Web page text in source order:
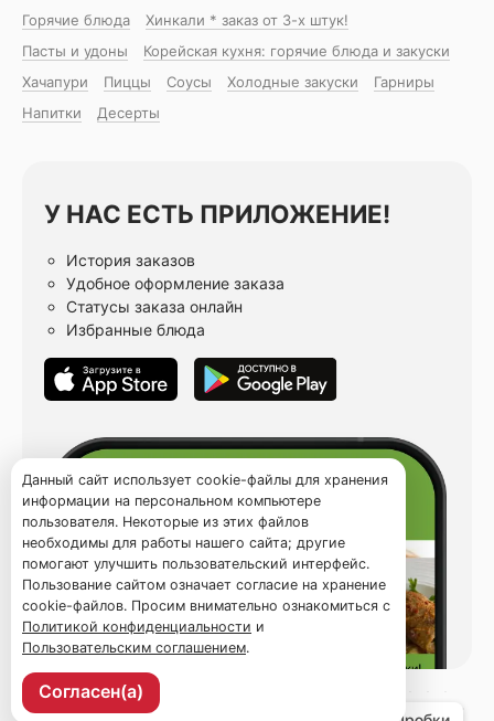
Горячие блюда
Хинкали * заказ от 3-х штук!
Пасты и удоны
Корейская кухня: горячие блюда и закуски
Хачапури
Пиццы Соусы Холодные закуски
Гарниры
Напитки
Десерты
У НАС ЕСТЬ ПРИЛОЖЕНИЕ!
История заказов
Удобное оформление заказа
Статусы заказа онлайн
Избранные блюда
Данный сайт использует cookie-файлы для хранения
информации на персональном компьютере
пользователя. Некоторые из этих файлов
необходимы для работы нашего сайта; другие
помогают улучшить пользовательский интерфейс.
Пользование сайтом означает согласие на хранение
cookie-файлов. Просим внимательно ознакомиться с
Политикой конфиденциальности и
Пользовательским соглашением.
Согласен(а)